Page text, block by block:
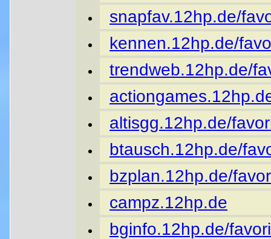
snapfav.12hp.de/
kennen.12hp.de/
trendweb.12hp.de/
altisgg.12hp.de/
btausch.12hp.de/
bzplan.12hp.de/
campz.12hp.de
bginfo.12hp.de/